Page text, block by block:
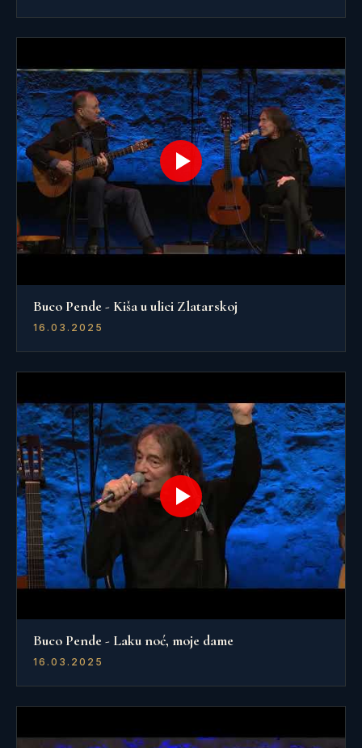
Buco Pende - Kiša u ulici Zlatarskoj
16.03.2025
Buco Pende - Laku noć, moje dame
16.03.2025